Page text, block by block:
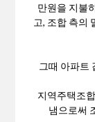
만원을 지불
고, 조합 측의
그때 아파트
지역주택조
냄으로써